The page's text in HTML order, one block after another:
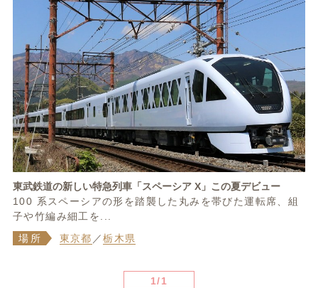
東武鉄道の新しい特急列車「スペーシア X」この夏デビュー
100 系スペーシアの形を踏襲した丸みを帯びた運転席、組
子や竹編み細工を...
場所
東京都 ／栃木県
1/1